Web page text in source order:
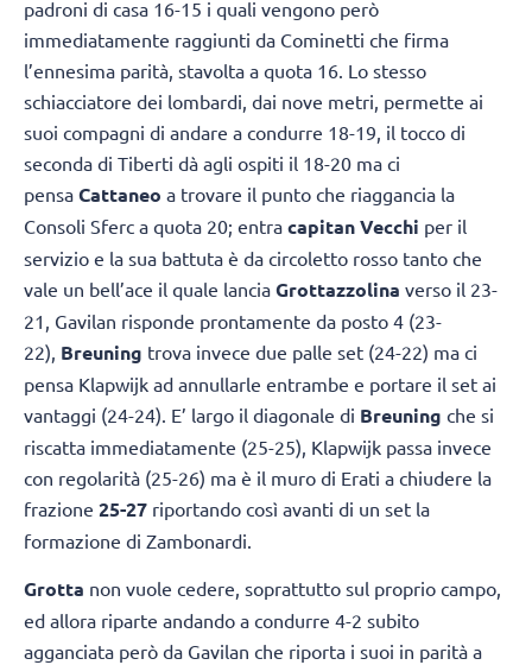
padroni di casa 16-15 i quali vengono però
immediatamente raggiunti da Cominetti che firma
l’ennesima parità, stavolta a quota 16. Lo stesso
schiacciatore dei lombardi, dai nove metri, permette ai
suoi compagni di andare a condurre 18-19, il tocco di
seconda di Tiberti dà agli ospiti il 18-20 ma ci
pensa Cattaneo a trovare il punto che riaggancia la
Consoli Sferc a quota 20; entra capitan Vecchi per il
servizio e la sua battuta è da circoletto rosso tanto che
vale un bell’ace il quale lancia Grottazzolina verso il 23-
21, Gavilan risponde prontamente da posto 4 (23-
22), Breuning trova invece due palle set (24-22) ma ci
pensa Klapwijk ad annullarle entrambe e portare il set ai
vantaggi (24-24). E’ largo il diagonale di Breuning che si
riscatta immediatamente (25-25), Klapwijk passa invece
con regolarità (25-26) ma è il muro di Erati a chiudere la
frazione 25-27 riportando così avanti di un set la
formazione di Zambonardi.
Grotta non vuole cedere, soprattutto sul proprio campo,
ed allora riparte andando a condurre 4-2 subito
agganciata però da Gavilan che riporta i suoi in parità a